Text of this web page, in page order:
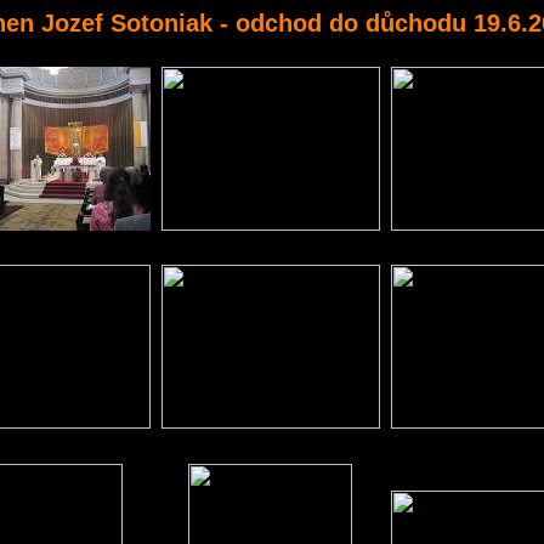
Jozef Sotoniak - odchod do důchodu